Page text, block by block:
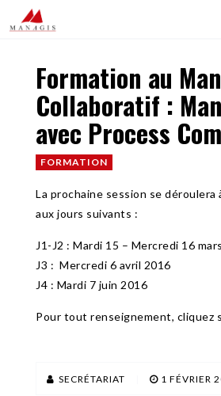
QUI SOMMES-
CONTACT
Formation au
Collaboratif :
avec Process Com
FORMATION
La prochaine session se déroulera
aux jours suivants :
J1-J2 : Mardi 15 – Mercredi 16
J3 : Mercredi 6 avril 2016
J4 : Mardi 7 juin 2016
Pour tout renseignement, cliquez
SECRÉTARIAT 1 FÉVRIER